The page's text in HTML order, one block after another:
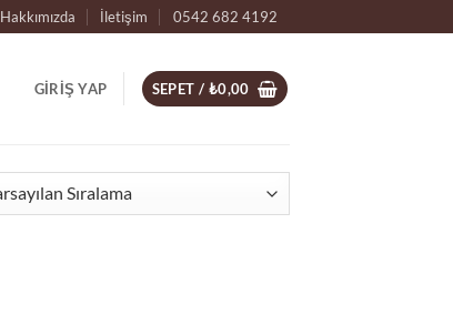
Hakkımızda İletişim 0542 682 4192
GIRIŞ YAP SEPET / ₺0,00